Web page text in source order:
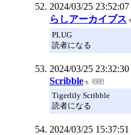
2024/03/25 23:52:07
らしアーカイブス
PLUG
読者になる
2024/03/25 23:32:30
Scribble
Tigerlily Scribble
読者になる
2024/03/25 15:37:51